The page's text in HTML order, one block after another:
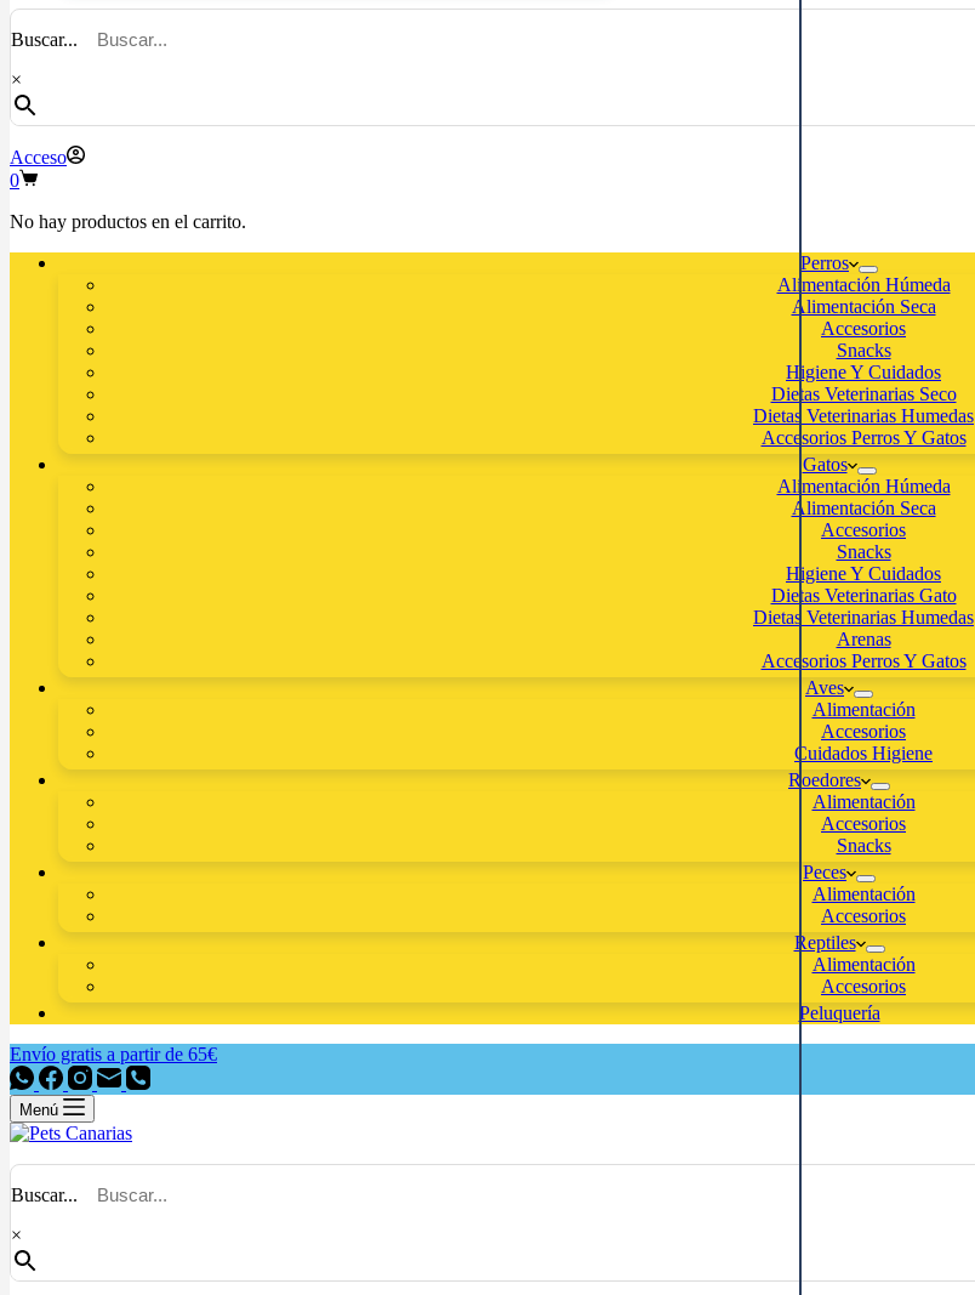
Buscar...
×
Acceso
0
No hay productos en el carrito.
Perros
Alimentación Húmeda
Alimentación Seca
Accesorios
Snacks
Higiene Y Cuidados
Dietas Veterinarias Seco
Dietas Veterinarias Humedas
Accesorios Perros Y Gatos
Gatos
Alimentación Húmeda
Alimentación Seca
Accesorios
Snacks
Higiene Y Cuidados
Dietas Veterinarias Gato
Dietas Veterinarias Humedas
Arenas
Accesorios Perros Y Gatos
Aves
Alimentación
Accesorios
Cuidados Higiene
Roedores
Alimentación
Accesorios
Snacks
Peces
Alimentación
Accesorios
Reptiles
Alimentación
Accesorios
Peluquería
Envío gratis a partir de 65€
Menú
Buscar...
×